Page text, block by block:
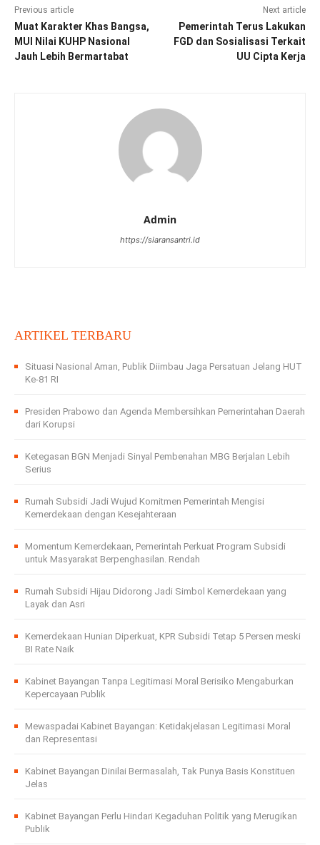
Previous article
Muat Karakter Khas Bangsa,
MUI Nilai KUHP Nasional
Jauh Lebih Bermartabat
Next article
Pemerintah Terus Lakukan
FGD dan Sosialisasi Terkait
UU Cipta Kerja
Admin
https://siaransantri.id
ARTIKEL TERBARU
Situasi Nasional Aman, Publik Diimbau Jaga Persatuan Jelang HUT
Ke-81 RI
Presiden Prabowo dan Agenda Membersihkan Pemerintahan Daerah
dari Korupsi
Ketegasan BGN Menjadi Sinyal Pembenahan MBG Berjalan Lebih
Serius
Rumah Subsidi Jadi Wujud Komitmen Pemerintah Mengisi
Kemerdekaan dengan Kesejahteraan
Momentum Kemerdekaan, Pemerintah Perkuat Program Subsidi
untuk Masyarakat Berpenghasilan. Rendah
Rumah Subsidi Hijau Didorong Jadi Simbol Kemerdekaan yang
Layak dan Asri
Kemerdekaan Hunian Diperkuat, KPR Subsidi Tetap 5 Persen meski
BI Rate Naik
Kabinet Bayangan Tanpa Legitimasi Moral Berisiko Mengaburkan
Kepercayaan Publik
Mewaspadai Kabinet Bayangan: Ketidakjelasan Legitimasi Moral
dan Representasi
Kabinet Bayangan Dinilai Bermasalah, Tak Punya Basis Konstituen
Jelas
Kabinet Bayangan Perlu Hindari Kegaduhan Politik yang Merugikan
Publik